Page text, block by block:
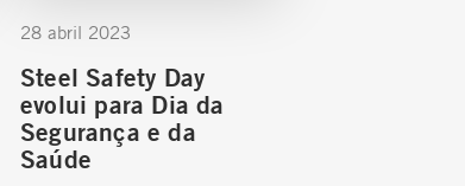
28 abril 2023
Steel Safety Day
evolui para Dia da
Segurança e da
Saúde